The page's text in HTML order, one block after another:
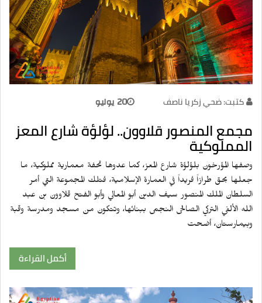
كتبت: ضحي زكريا ناصف 20 يوليو
مجمع المنصور قلاوون.. لؤلؤة شارع المعز
المملوكية
وصفها المؤرخون بلؤلؤة شارع المعز، كما عدوها تحفة معمارية مملوكية، ما
جعلها بحق طرازاً فريداً في العمارة الإسلامية، فتلك المجموعة التي أمر
السلطان الملك المنصور سيف الدين أبو المعالي وأبو الفتح قلاوون بن عبد
الله الألفي التركي الصالحى النجمى ببنائها، وتتكون من مسجد ومدرسة وقبة
وبيمارستان، أضحت
أكمل القراءة